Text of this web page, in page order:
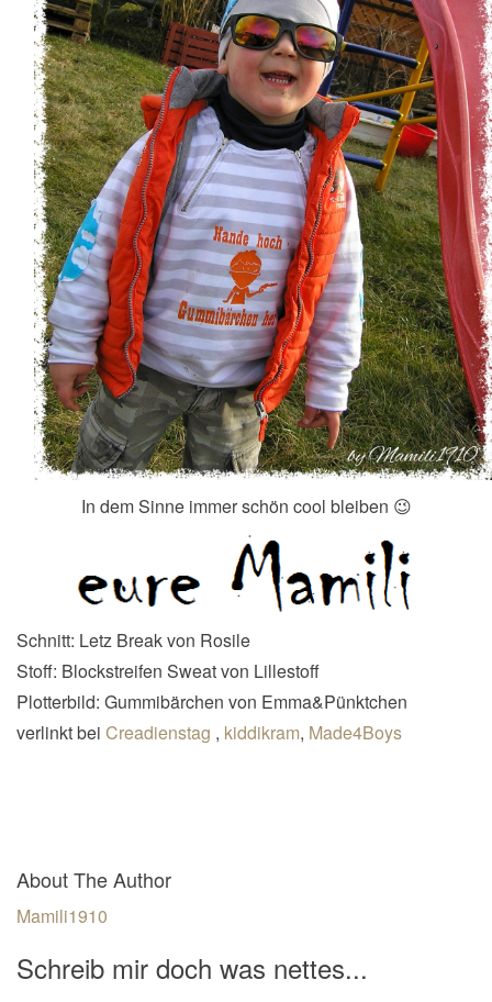
In dem Sinne immer schön cool bleiben 😉
Schnitt: Letz Break von Rosile
Stoff: Blockstreifen Sweat von Lillestoff
Plotterbild: Gummibärchen von Emma&Pünktchen
verlinkt bei Creadienstag , kiddikram, Made4Boys
About The Author
Mamili1910
Schreib mir doch was nettes...